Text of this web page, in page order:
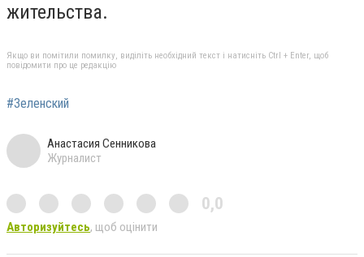
жительства.
Якщо ви помітили помилку, виділіть необхідний текст і натисніть Ctrl + Enter, щоб
повідомити про це редакцію
#Зеленский
Анастасия Сенникова
Журналист
0,0
Авторизуйтесь, щоб оцінити